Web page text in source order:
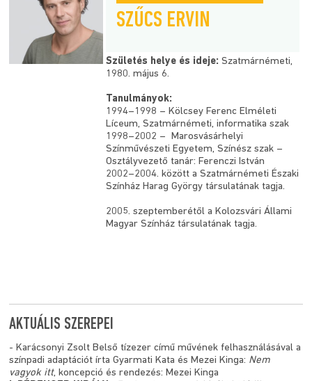
SZŰCS ERVIN
Születés helye és ideje: Szatmárnémeti,
1980. május 6.
Tanulmányok:
1994–1998 – Kölcsey Ferenc Elméleti
Líceum, Szatmárnémeti, informatika szak
1998–2002 – Marosvásárhelyi
Színművészeti Egyetem, Színész szak –
Osztályvezető tanár: Ferenczi István
2002–2004. között a Szatmárnémeti Északi
Színház Harag György társulatának tagja.
2005. szeptemberétől a Kolozsvári Állami
Magyar Színház társulatának tagja.
AKTUÁLIS SZEREPEI
- Karácsonyi Zsolt Belső tízezer című művének felhasználásával a
színpadi adaptációt írta Gyarmati Kata és Mezei Kinga: Nem
vagyok itt, koncepció és rendezés: Mezei Kinga